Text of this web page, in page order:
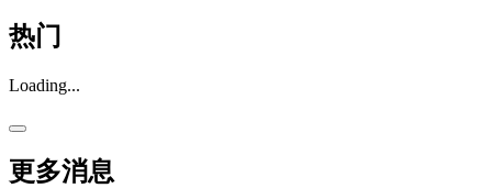
热门
Loading...
更多消息